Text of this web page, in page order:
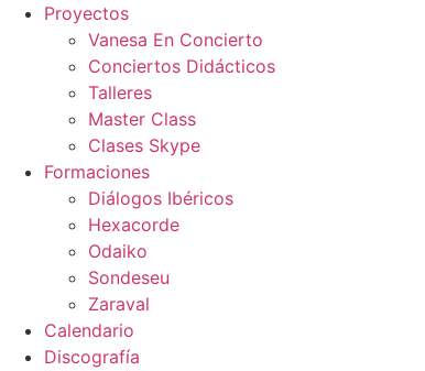
contenido
Proyectos
Vanesa En Concierto
Conciertos Didácticos
Talleres
Master Class
Clases Skype
Formaciones
Diálogos Ibéricos
Hexacorde
Odaiko
Sondeseu
Zaraval
Calendario
Discografía